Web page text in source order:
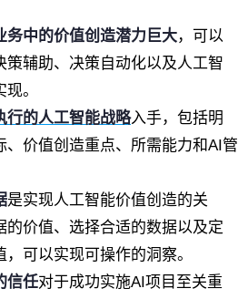
务中的价值创造潜力巨大，可以
策辅助、决策自动化以及人工智
。
行的人工智能战略入手，包括明
、价值创造重点、所需能力和AI管
是实现人工智能价值创造的关
的价值、选择合适的数据以及定
可以实现可操作的洞察。
信任对于成功实施AI项目至关重